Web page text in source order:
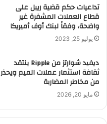
تداعيات حكم قضية ريبل على
قطاع العملات المشفرة غير
واضحة، وفقاً لبنك أوف أميريكا
يوليو 25, 2023
ديفيد شوارتز من Ripple ينتقد
ثقافة استثمار عملات الميم ويحذر
من مخاطر المضاربة
مايو 20, 2026